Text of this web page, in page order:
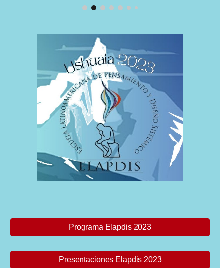
Programa Elapdis 2023
Presentaciones Elapdis 2023